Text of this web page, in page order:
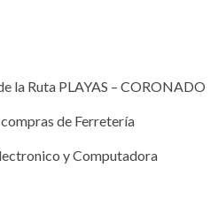
la Ruta PLAYAS – CORONADO
de Ferretería
y Computadora